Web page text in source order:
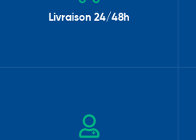
Livraison 24/48h